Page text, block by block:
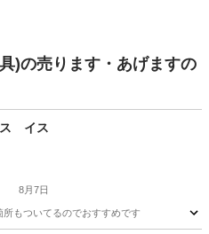
)の売ります・あげますの
イス
8月7日
もついてるのでおすすめです